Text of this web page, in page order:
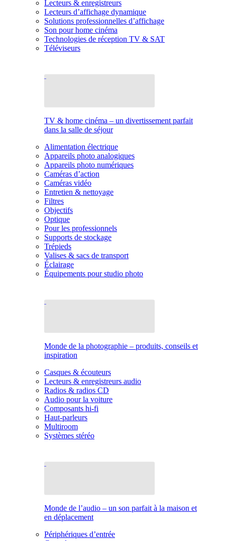
Lecteurs & enregistreurs
Lecteurs d’affichage dynamique
Solutions professionnelles d’affichage
Son pour home cinéma
Technologies de réception TV & SAT
Téléviseurs
TV & home cinéma – un divertissement parfait
dans la salle de séjour
Alimentation électrique
Appareils photo analogiques
Appareils photo numériques
Caméras d’action
Caméras vidéo
Entretien & nettoyage
Filtres
Objectifs
Optique
Pour les professionnels
Supports de stockage
Trépieds
Valises & sacs de transport
Éclairage
Équipements pour studio photo
Monde de la photographie – produits, conseils et
inspiration
Casques & écouteurs
Lecteurs & enregistreurs audio
Radios & radios CD
Audio pour la voiture
Composants hi-fi
Haut-parleurs
Multiroom
Systèmes stéréo
Monde de l’audio – un son parfait à la maison et
en déplacement
Périphériques d’entrée